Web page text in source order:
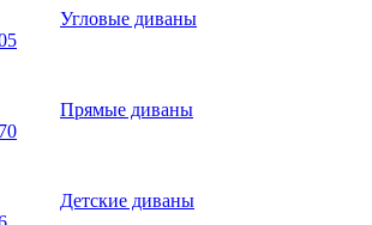
Угловые диваны
Прямые диваны
Детские диваны